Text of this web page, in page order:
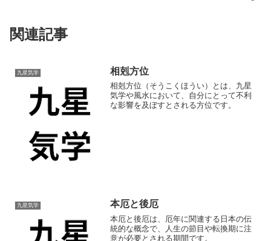
関連記事
九星気学 相剋方位
相剋方位（そうこくほうい）とは、九星
気学や風水において、自分にとって不利
な影響を及ぼすとされる方位です。
九星気学 本厄と後厄
本厄と後厄は、厄年に関連する日本の伝
統的な概念で、人生の節目や転換期に注
意が必要とされる期間です。